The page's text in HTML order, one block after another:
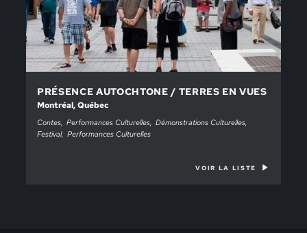
PRÉSENCE AUTOCHTONE / TERRES EN VUES
Montréal, Québec
Contes Performances Culturelles Démonstrations Culturelles
Festival Performances Culturelles
VOIR LA LISTE